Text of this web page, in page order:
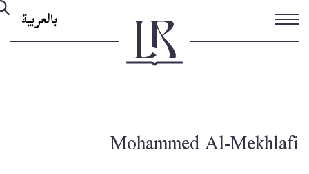
تجاوز
إلى
المحتوى
بالعربية
Mohammed Al-Mekhlafi